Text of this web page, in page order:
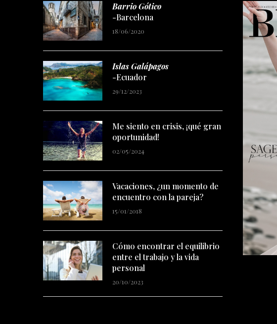
Barrio Gótico
-Barcelona
18/06/2020
Islas Galápagos
-Ecuador
29/12/2023
Me siento en crisis, ¡qué gran
oportunidad!
02/05/2024
Vacaciones, ¿un momento de
encuentro con la pareja?
15/01/2018
Cómo encontrar el equilibrio
entre el trabajo y la vida
personal
20/10/2023